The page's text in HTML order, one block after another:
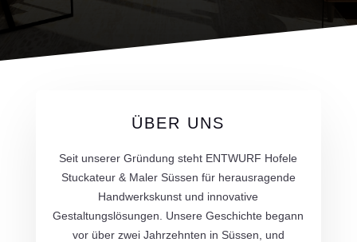
ÜBER UNS
Seit unserer Gründung steht ENTWURF Hofele
Stuckateur & Maler Süssen für herausragende
Handwerkskunst und innovative
Gestaltungslösungen. Unsere Geschichte begann
vor über zwei Jahrzehnten in Süssen, und